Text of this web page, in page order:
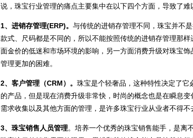
说，珠宝行业管理的痛点主要集中在以下四个方面，导致了难
1、进销存管理(ERP)。 与传统的进销存管理不同，珠宝并不
款式、尺码都是不同的，所以不能按照传统的进销存管理那
面金价的低迷和市场环境的影响，另一方面消费升级对珠宝
管理更加的困难。
2、客户管理（CRM）。 珠宝是个轻奢品，这种特性决定了
的产品，但是现在消费升级非常快，时尚的概念也是在瞬息
需求收集以及其他方面的管理，是许多珠宝行业从业者不得不
3、珠宝销售人员管理。培养一个优秀的珠宝销售能手，是离